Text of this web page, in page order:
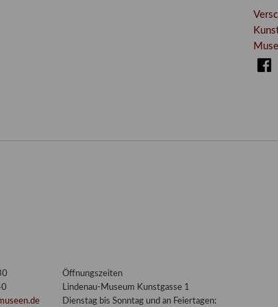
Öffnungszeiten
Lindenau-Museum Kunstgasse 1
Dienstag bis Sonntag und an Feiertagen: